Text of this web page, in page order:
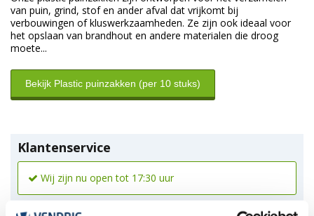
van puin, grind, stof en ander afval dat vrijkomt bij
verbouwingen of kluswerkzaamheden. Ze zijn ook ideaal voor
het opslaan van brandhout en andere materialen die droog
moete...
Bekijk Plastic puinzakken (per 10 stuks)
Klantenservice
Wij zijn nu open tot 17:30 uur